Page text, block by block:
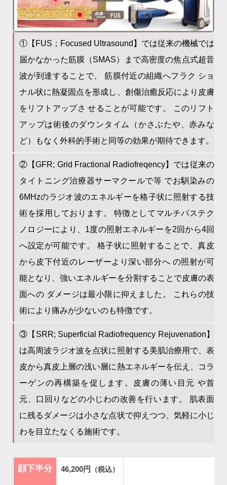
①【FUS；Focused Ultrasound】では従来の機械では
届かなかった筋膜（SMAS）まで高密度の焦点式超音
波が到達することで、 筋膜付近の組織へフラク ショ
ナル状に熱凝固点を形成し、創傷治癒反応により皮膚
をリフトアップさ せることが可能です。 このリフト
アップは術後のダウンタイム（かさぶたや、赤みな
ど）もなく外科的手術と同等の効果が期待できます。
②【GFR; Grid Fractional Radiofreqency】では従来の
タイトニング治療器サーマクールで等 でお馴染みの
6MHzのラジオ波のエネルギーを格子状に照射する技
術を採用しております。 特徴としてマルチパステク
ノロジーにより、1度の照射エネルギーを2回から4回
へ設定が可能です。 格子状に照射することで、真皮
から皮下付近のレーザーより深い部分へ の照射が可
能となり、強いエネルギーを分割することで皮膚の表
面への ダメージは最小限に抑えました。 これらの技
術により痛みが少ないのも特徴です。
③【SRR; Superficial Radiofrequency Rejuvenation】
は高周波ラジオ波を点状に照射する美肌治療用で、表
皮から真皮上層の浅い層に熱エネルギーを伝え、コラ
ーゲンの再構築を促します。皮膚の薄い目元 や首
元、口回りなどの小じわの改善を行います。 肌表面
に残るダメージは小さな点状で抑えつつ、気軽に小じ
わを目立たなくる施術です。
顔下半分 46,200円 （税込）